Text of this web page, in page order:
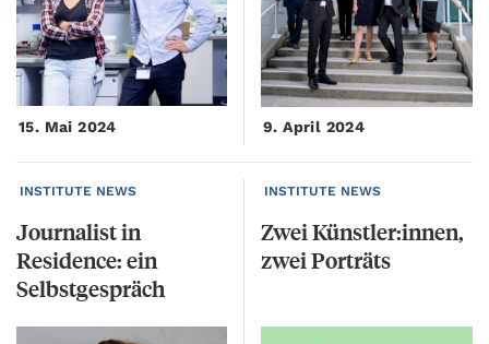
15. Mai 2024 9. April 2024
INSTITUTE NEWS
Journalist in
Residence: ein
Selbstgespräch
INSTITUTE NEWS
ZweiKünstler:innen,
zweiPorträts